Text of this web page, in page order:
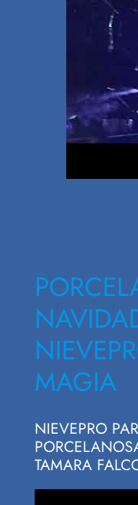
MAGIA
NIEVEPRO
TAMARA